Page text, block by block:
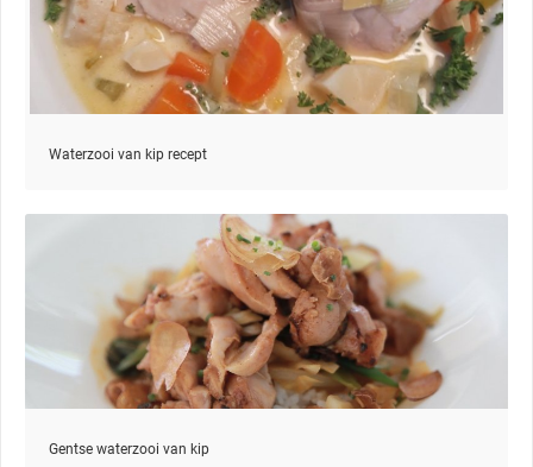
Waterzooi van kip recept
Gentse waterzooi van kip